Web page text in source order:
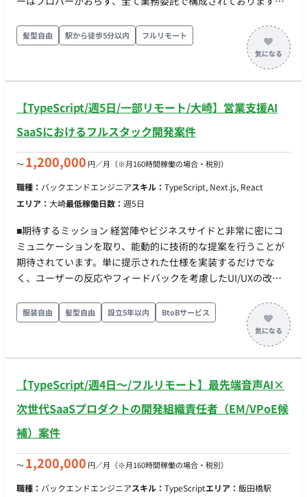
レームワーク: Ruby on Rails データベース: PostgreSQL / Redis
/ BigQuery インフラ基盤: AWS / GCP / Cloudflare コンテナ技
術: Docker / Amazon ECS 構成管理: Terraform CI/CD: GitHub
Actions / AWS CodeBuild 監視: Amazon CloudWatch /
フレームワーク： React(Next) ・UIライブラリ: MUI / Tailwind
CSS ・インフラ基盤: Vercel ・クラウド：AWS ・監視: BugSnag
髪型自由 駅から徒歩5分以内 フルリモート
【TypeScript/週5日/一部リモート/大崎】営業支援AI
SaaSにおけるフルスタック開発案件
〜1,200,000 円／月 （※月160時間稼働の場合・税別）
職種： バックエンドエンジニアスキル： TypeScript, Next.js, React
エリア： 大崎最低稼働日数： 週5日
■期待するミッション 経営陣やビジネスサイドと非常に密にコ
ミュニケーションを取り、能動的に技術的な提案を行うことが
期待されています。単に提示された仕様を実装するだけでな
く、ユーザーの反応やフィードバックを考慮したUI/UXの改
める役割を担っていただきます ■担当工程（業務範囲） 自社プ
ロダクトのWebアプリケーションにおけるフロントエンドから
バックエンドまでの一気通貫した開発業務を担当していただき
ます。 ・Next.js / TypeScriptを用いたWebアプリケーションの
計、実装、データベース構築 ・ユーザーフィードバックやデー
タに基づく機能改善・UI/UX設計 ・チームメンバーとの仕様検
服装自由 髪型自由 設立5年以内 BtoBサービス
【TypeScript/週4日〜/フルリモート】最先端音声AI×
次世代SaaSプロダクトの開発組織責任者（EM/VPoE候
補）案件
〜1,200,000 円／月 （※月160時間稼働の場合・税別）
職種： バックエンドエンジニアスキル： TypeScriptエリア： 飯田橋駅